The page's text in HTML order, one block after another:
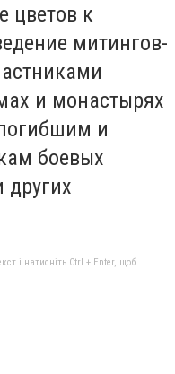
цветов к
митингов-
и монастырях
и
боевых
других
і натисніть Ctrl + Enter, щоб